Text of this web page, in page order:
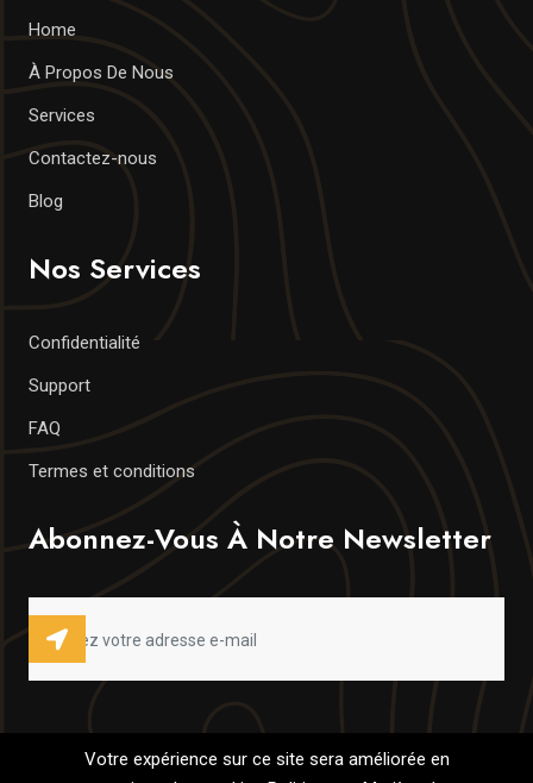
Home
À Propos De Nous
Services
Contactez-nous
Blog
Nos Services
Confidentialité
Support
FAQ
Termes et conditions
Abonnez-Vous À Notre Newsletter
Votre expérience sur ce site sera améliorée en